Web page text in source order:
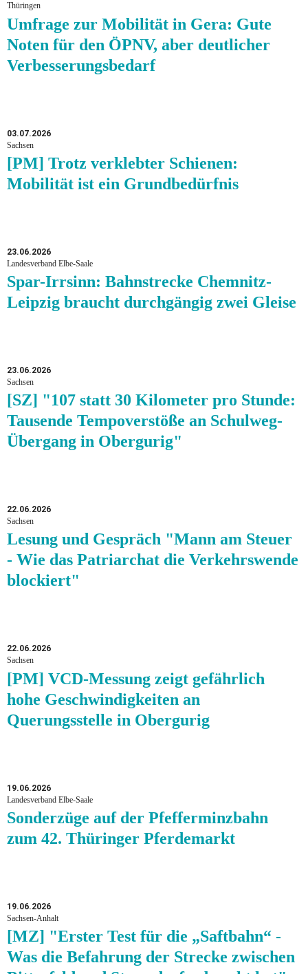
Thüringen
Umfrage zur Mobilität in Gera: Gute
Noten für den ÖPNV, aber deutlicher
Verbesserungsbedarf
03.07.2026
Sachsen
[PM] Trotz verklebter Schienen:
Mobilität ist ein Grundbedürfnis
23.06.2026
Landesverband Elbe-Saale
Spar-Irrsinn: Bahnstrecke Chemnitz-
Leipzig braucht durchgängig zwei Gleise
23.06.2026
Sachsen
[SZ] "107 statt 30 Kilometer pro Stunde:
Tausende Tempoverstöße an Schulweg-
Übergang in Obergurig"
22.06.2026
Sachsen
Lesung und Gespräch "Mann am Steuer
- Wie das Patriarchat die Verkehrswende
blockiert"
22.06.2026
Sachsen
[PM] VCD-Messung zeigt gefährlich
hohe Geschwindigkeiten an
Querungsstelle in Obergurig
19.06.2026
Landesverband Elbe-Saale
Sonderzüge auf der Pfefferminzbahn
zum 42. Thüringer Pferdemarkt
19.06.2026
Sachsen-Anhalt
[MZ] "Erster Test für die „Saftbahn“ -
Was die Befahrung der Strecke zwischen